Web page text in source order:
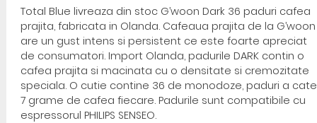
Total Blue livreaza din stoc G’woon Dark 36 paduri cafea
prajita, fabricata in Olanda. Cafeaua prajita de la G’woon
are un gust intens si persistent ce este foarte apreciat
de consumatori. Import Olanda, padurile DARK contin o
cafea prajita si macinata cu o densitate si cremozitate
speciala. O cutie contine 36 de monodoze, paduri a cate
7 grame de cafea fiecare. Padurile sunt compatibile cu
espressorul PHILIPS SENSEO.